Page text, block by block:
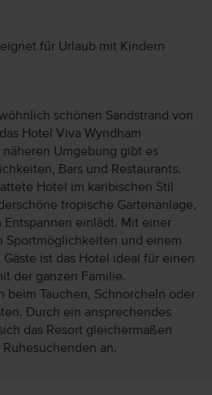
für Urlaub mit Kindern
schönen Sandstrand von
Hotel Viva Wyndham
näheren Umgebung gibt es
Bars und Restaurants.
Hotel im karibischen Stil
tropische Gartenanlage,
Entspannen einlädt. Mit einer
Sportmöglichkeiten und einem
ist das Hotel ideal für einen
der ganzen Familie.
beim Tauchen, Schnorcheln oder
Durch ein ansprechendes
das Resort gleichermaßen
an.